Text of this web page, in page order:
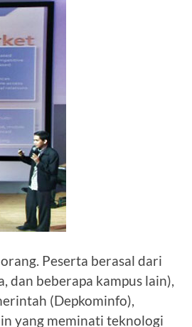
Peserta berasal dari
dan beberapa kampus lain),
(Depkominfo),
yang meminati teknologi